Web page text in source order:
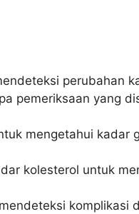
perubahan
pemeriksaan yang
mengetahui kadar
kolesterol untuk
komplikasi